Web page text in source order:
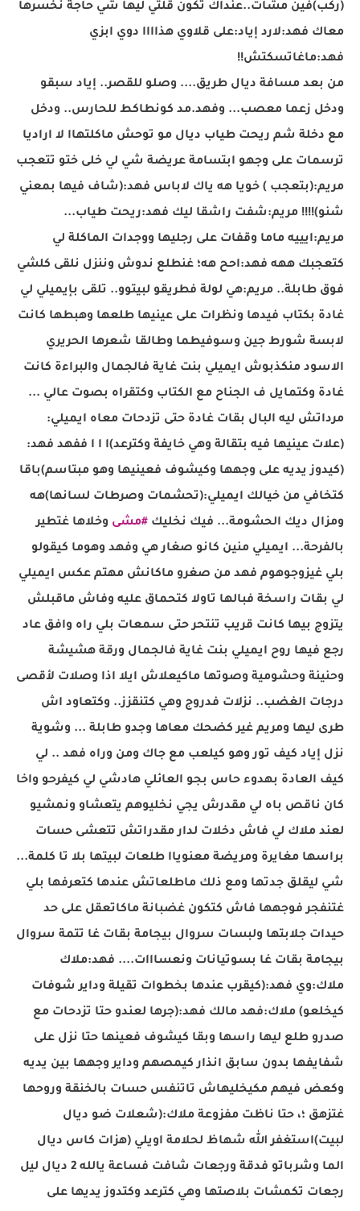
(ركب)فين مشات..عنداك تكون قلتي ليها شي حاجة نخسرها
معاك فهد:لارد إياد:على قلاوي هذاااا دوي ابزي
فهد:ماغاتسكتش!!
من بعد مسافة ديال طريق.... وصلو للقصر.. إياد سبقو
ودخل زعما معصب... وفهد.مد كونطاكط للحارس.. ودخل
مع دخلة شم ريحت طياب ديال مو توحش ماكلتهاا لا اراديا
ترسمات على وجهو ابتسامة عريضة شي لي خلى ختو تتعجب
مريم:(بتعجب ) خويا هه ياك لاباس فهد:(شاف فيها بمعني
شنو)!!!! مريم:شفت راشقا ليك فهد:ريحت طياب...
مريم:ايييه ماما وقفات على رجليها ووجدات الماكلة لي
كتعجبك ههه فهد:احح هه؛ غنطلع ندوش وننزل نلقى كلشي
فوق طابلة.. مريم:هي لولة فطريقو لبيتوو.. تلقى بإيميلي لي
غادة بكتاب فيدها ونظرات على عينيها طلعها وهبطها كانت
لابسة شورط جين وسوفيطما وطالقا شعرها الحريري
الاسود منكذبوش ايميلي بنت غاية فالجمال والبراءة كانت
غادة وكتمايل ف الجناح مع الكتاب وكتقراه بصوت عالي ...
مرداتش ليه البال بقات غادة حتى تزدحات معاه ايميلي:
(علات عينيها فيه بتقالة وهي خايفة وكترعد)ا ا ا ففهد فهد:
(كيدوز يديه على وجهها وكيشوف فعينيها وهو مبتاسم)باقا
كتخافي من خيالك ايميلي:(تحشمات وصرطات لسانها)هه
ومزال ديك الحشومة... فيك نخليك #مشى وخلاها غتطير
بالفرحة... ايميلي منين كانو صغار هي وفهد وهوما كيقولو
بلي غيزوجوهوم فهد من صغرو ماكانش مهتم عكس ايميلي
لي بقات راسخة فبالها تاولا كتحماق عليه وفاش ماقبلش
يتزوج بيها كانت قريب تنتحر حتى سمعات بلي راه وافق عاد
رجع فيها روح ايميلي بنت غاية فالجمال ورقة هشيشة
وحنينة وحشومية وصوتها ماكيعلاش ايلا اذا وصلات لأقصى
درجات الغضب.. نزلات فدروج وهي كتنقزز.. وكتعاود اش
طرى ليها ومريم غير كضحك معاها وجدو طابلة ... وشوية
نزل إياد كيف تور وهو كيلعب مع جاك ومن وراه فهد .. لي
كيف العادة بهدوء حاس بجو العائلي هادشي لي كيفرحو واخا
كان ناقص باه لي مقدرش يجي نخليوهم يتعشاو ونمشيو
لعند ملاك لي فاش دخلات لدار مقدراتش تتعشى حسات
براسها مغايرة ومريضة معنوياا طلعات لبيتها بلا تا كلمة...
شي ليقلق جدتها ومع ذلك ماطلعاتش عندها كتعرفها بلي
غتنفجر فوجهها فاش كتكون غضبانة ماكاتعقل على حد
حيدات جلابتها ولبسات سروال بيجامة بقات غا تتمة سروال
بيجامة بقات غا بسوتيانات ونعسااات.... فهد:ملاك
ملاك:وي فهد:(كيقرب عندها بخطوات تقيلة وداير شوفات
كيخلعو) ملاك:فهد مالك فهد:(جرها لعندو حتا تزدحات مع
صدرو طلع ليها راسها وبقا كيشوف فعينها حتا نزل على
شفايفها بدون سابق انذار كيمصهم وداير وجهها بين يديه
وكعض فيهم مكيخليهاش تاتنفس حسات بالخنقة وروحها
غتزهق ؛، حتا ناظت مفزوعة ملاك:(شعلات ضو ديال
لبيت)استغفر الله شهاظ لحلامة اويلي (هزات كاس ديال
الما وشرباتو فدقة ورجعات شافت فساعة يالله 2 ديال ليل
رجعات تكمشات بلاصتها وهي كترعد وكتدوز يديها على